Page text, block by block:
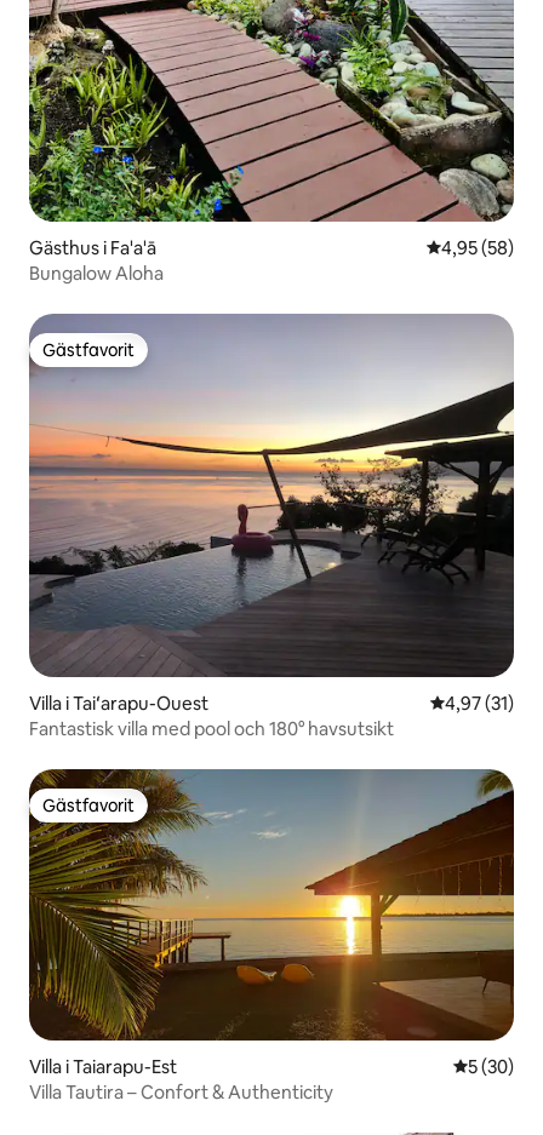
Gästhus i Fa'a'ā 4,95 av 5 i
4,95 (58)
Bungalow Aloha
Gästfavorit
Gästfavorit
Villa i Taiʻarapu-Ouest 4,97 av 5 i
4,97 (31)
Fantastisk villa med pool och 180° havsutsikt
Gästfavorit
Gästfavorit
Villa i Taiarapu-Est 5 av 5 i
5 (30)
Villa Tautira – Confort & Authenticity